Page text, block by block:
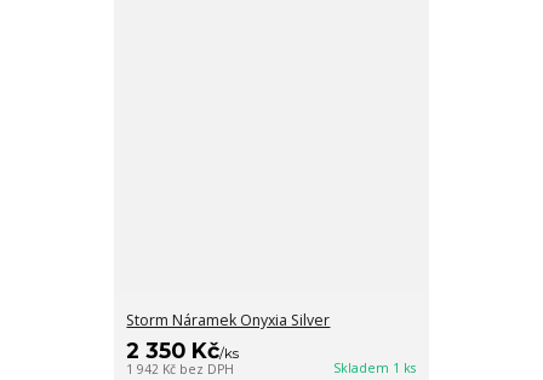
Storm Náramek Onyxia Silver
2 350 Kč/ks
1 942 Kč bez DPH Skladem 1 ks